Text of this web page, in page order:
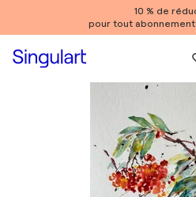
10 % de
pour tout